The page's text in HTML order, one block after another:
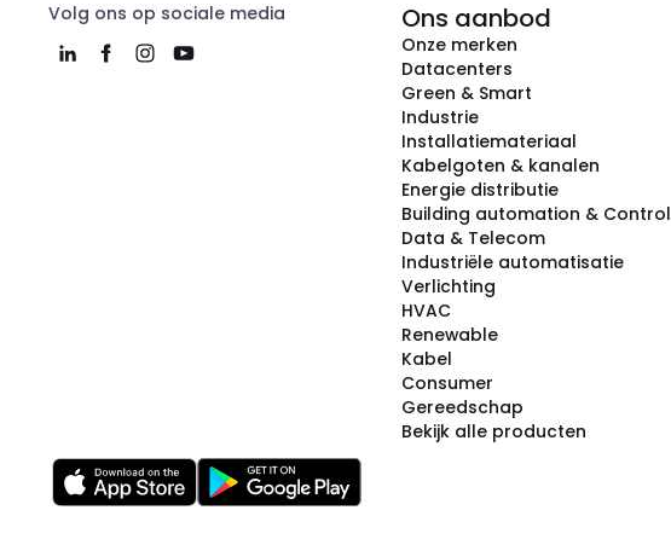
Volg ons op sociale media Ons aanbod
Onze merken
Datacenters
Green & Smart
Industrie
Installatiemateriaal
Kabelgoten & kanalen
Energie distributie
Building automation & Control
Data & Telecom
Industriële automatisatie
Verlichting
HVAC
Renewable
Kabel
Consumer
Gereedschap
Bekijk alle producten